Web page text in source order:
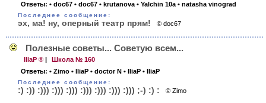
Ответы: • doc67 • doc67 • krutanova • Yalchin 10a • natasha vinograd
Последнее сообщение:
эх, ма! ну, оперный театр прям! © doc67
Полезные советы... Советую всем...
IliaP ® |
Школа № 160
Ответы: • Zimo • IliaP • doctor N • IliaP • IliaP
Последнее сообщение:
:) :)) :))) :))) :))) :))) :))) :))) :))) ;-) :) : © Zimo